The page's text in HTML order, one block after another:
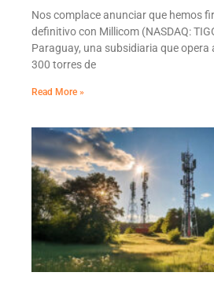
Nos complace anunciar que hemos
definitivo con Millicom (NASDAQ:
Paraguay, una subsidiaria que
300 torres de
Read More »